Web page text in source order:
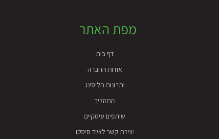
מפת האתר
דף בית
אודות החברה
יתרונות הליסינג
התהליך
שותפים עיסקיים
יצירת קשר לציוד סיסקו